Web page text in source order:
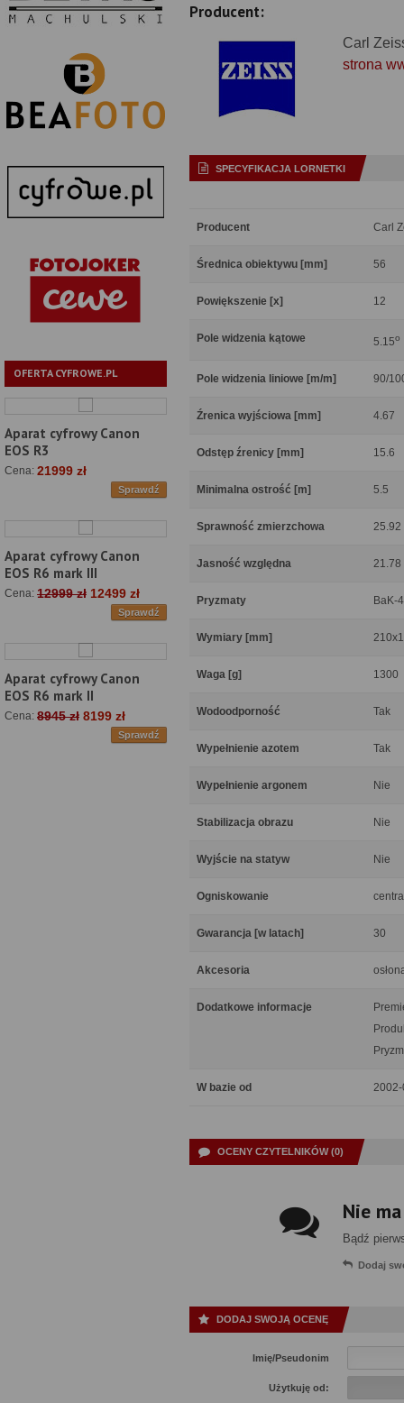
OFERTA CYFROWE.PL
Aparat cyfrowy Canon
EOS R3
Cena: 21999 zł
Sprawdź
Aparat cyfrowy Canon
EOS R6 mark III
Cena: 12999 zł 12499 zł
Sprawdź
Aparat cyfrowy Canon
EOS R6 mark II
Cena: 8945 zł 8199 zł
Sprawdź
Producent:
Carl
strona
SPECYFIKACJA LORNETKI
Producent Carl
Średnica obiektywu [mm] 56
Powiększenie [x] 12
Pole widzenia kątowe 5.15o
Pole widzenia liniowe [m/m] 90/
Źrenica wyjściowa [mm] 4.67
Odstęp źrenicy [mm] 15.6
Minimalna ostrość [m] 5.5
Sprawność zmierzchowa 25.92
Jasność względna 21.78
Pryzmaty BaK-
Wymiary [mm]
Waga [g] 1300
Wodoodporność Tak
Wypełnienie azotem Tak
Wypełnienie argonem Nie
Stabilizacja obrazu Nie
Wyjście na statyw Nie
Ogniskowanie
Gwarancja [w latach] 30
Akcesoria
Dodatkowe informacje
W bazie od
OCENY CZYTELNIKÓW (0)
Nie
Bądź
Dodaj
DODAJ SWOJĄ OCENĘ
Imię/Pseudonim
Użytkuję od: